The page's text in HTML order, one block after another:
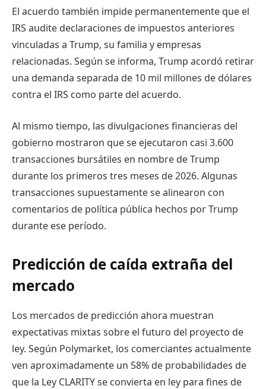
El acuerdo también impide permanentemente que el
IRS audite declaraciones de impuestos anteriores
vinculadas a Trump, su familia y empresas
relacionadas. Según se informa, Trump acordó retirar
una demanda separada de 10 mil millones de dólares
contra el IRS como parte del acuerdo.
Al mismo tiempo, las divulgaciones financieras del
gobierno mostraron que se ejecutaron casi 3.600
transacciones bursátiles en nombre de Trump
durante los primeros tres meses de 2026. Algunas
transacciones supuestamente se alinearon con
comentarios de política pública hechos por Trump
durante ese período.
Predicción de caída extraña del
mercado
Los mercados de predicción ahora muestran
expectativas mixtas sobre el futuro del proyecto de
ley. Según Polymarket, los comerciantes actualmente
ven aproximadamente un 58% de probabilidades de
que la Ley CLARITY se convierta en ley para fines de